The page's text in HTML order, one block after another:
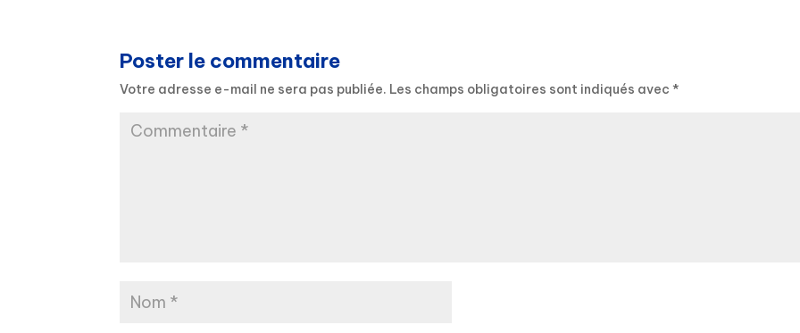
Poster le commentaire
Votre adresse e-mail ne sera pas publiée. Les champs obligatoires sont indiqués avec*